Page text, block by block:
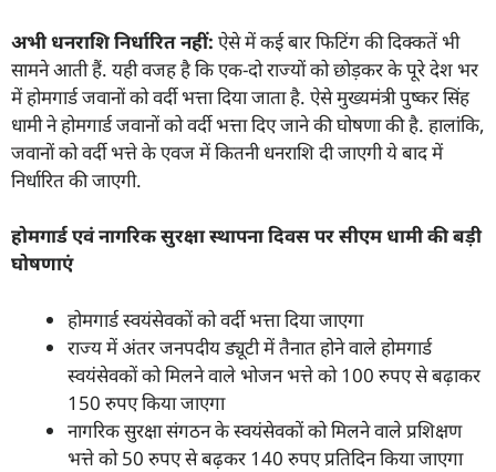
अभी धनराशि निर्धारित नहीं: ऐसे में कई बार फिटिंग की दिक्कतें भी
सामने आती हैं. यही वजह है कि एक-दो राज्यों को छोड़कर के पूरे देश भर
में होमगार्ड जवानों को वर्दी भत्ता दिया जाता है. ऐसे मुख्यमंत्री पुष्कर सिंह
धामी ने होमगार्ड जवानों को वर्दी भत्ता दिए जाने की घोषणा की है. हालांकि,
जवानों को वर्दी भत्ते के एवज में कितनी धनराशि दी जाएगी ये बाद में
निर्धारित की जाएगी.
होमगार्ड एवं नागरिक सुरक्षा स्थापना दिवस पर सीएम धामी की बड़ी
घोषणाएं
होमगार्ड स्वयंसेवकों को वर्दी भत्ता दिया जाएगा
राज्य में अंतर जनपदीय ड्यूटी में तैनात होने वाले होमगार्ड
स्वयंसेवकों को मिलने वाले भोजन भत्ते को 100 रुपए से बढ़ाकर
150 रुपए किया जाएगा
नागरिक सुरक्षा संगठन के स्वयंसेवकों को मिलने वाले प्रशिक्षण
भत्ते को 50 रुपए से बढ़कर 140 रुपए प्रतिदिन किया जाएगा